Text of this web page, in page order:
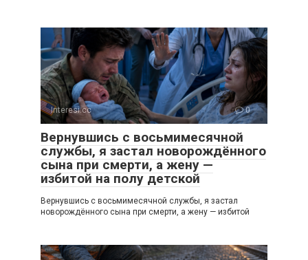
Interesi.cc 0
Вернувшись с восьмимесячной
службы, я застал новорождённого
сына при смерти, а жену —
избитой на полу детской
Вернувшись с восьмимесячной службы, я застал
новорождённого сына при смерти, а жену — избитой